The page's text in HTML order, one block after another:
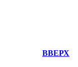
ВВЕРХ